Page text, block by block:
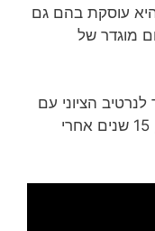
עוסקת בהם גם
מוגדר של
הציוני עם
, שיצא ב- 1962, 15 שנים אחרי